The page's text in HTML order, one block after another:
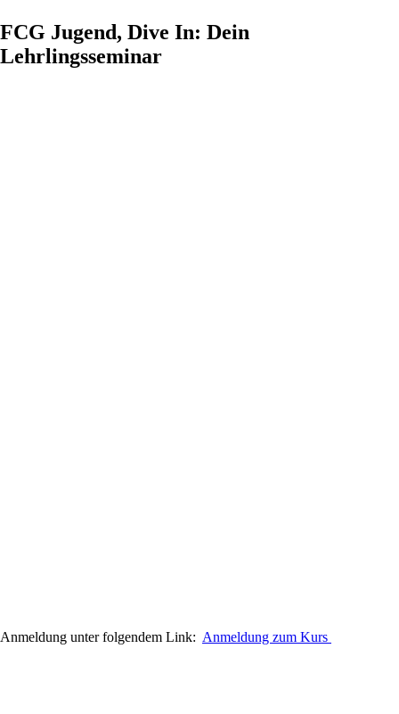
FCG Jugend, Dive In: Dein
Lehrlingsseminar
Anmeldung unter folgendem Link: Anmeldung zum Kurs